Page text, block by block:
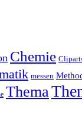
Chemie
messen
Thema